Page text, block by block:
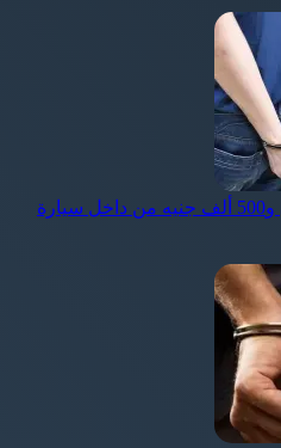
ضبط سائق لسرقة مليون و500 ألف جنيه من داخل سيارة